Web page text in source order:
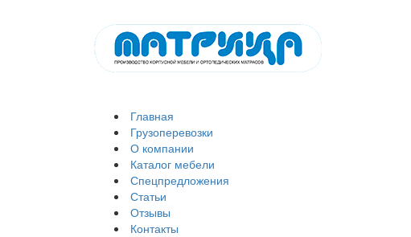
Главная
Грузоперевозки
О компании
Каталог мебели
Спецпредложения
Статьи
Отзывы
Контакты